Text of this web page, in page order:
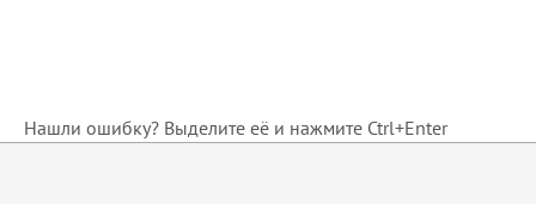
Нашли ошибку? Выделите её и нажмите Ctrl+Enter